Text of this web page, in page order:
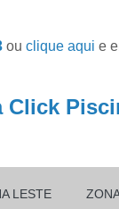
ou clique aqui e
Click
LESTE